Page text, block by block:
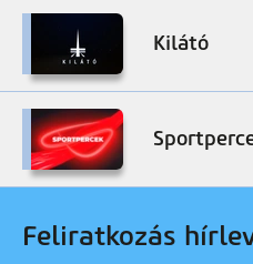
Kilátó
Feliratkozás